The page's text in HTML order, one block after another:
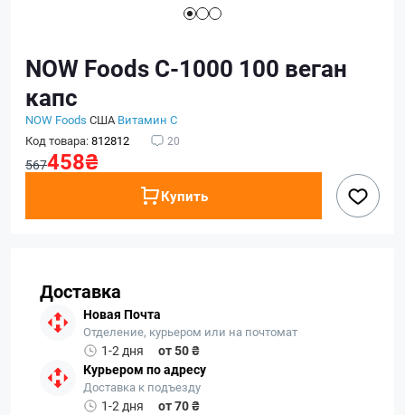
NOW Foods C-1000 100 веган
капс
NOW Foods США Витамин C
Код товара:812812 20
567458₴
Купить
Доставка
Новая Почта
Отделение, курьером или на почтомат
1-2 дня
от 50 ₴
Курьером по адресу
Доставка к подъезду
1-2 дня
от 70 ₴